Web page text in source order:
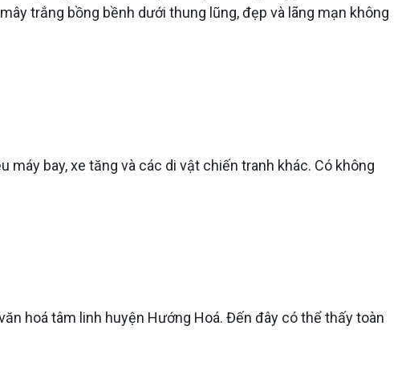
trắng bồng bềnh dưới thung lũng, đẹp và lãng mạn không
bay, xe tăng và các di vật chiến tranh khác. Có không
hoá tâm linh huyện Hướng Hoá. Đến đây có thể thấy toàn